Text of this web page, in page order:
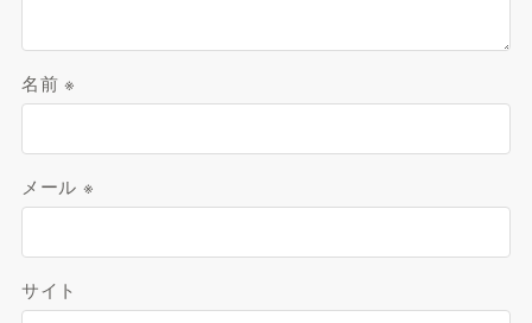
名前※
メール ※
サイト